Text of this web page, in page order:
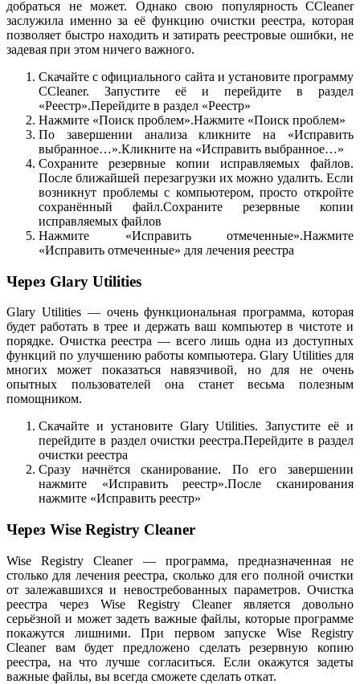
добраться не может. Однако свою популярность CCleaner
заслужила именно за её функцию очистки реестра, которая
позволяет быстро находить и затирать реестровые ошибки, не
задевая при этом ничего важного.
Скачайте с официального сайта и установите программу
CCleaner. Запустите её и перейдите в раздел
«Реестр».Перейдите в раздел «Реестр»
Нажмите «Поиск проблем».Нажмите «Поиск проблем»
По завершении анализа кликните на «Исправить
выбранное…».Кликните на «Исправить выбранное…»
Сохраните резервные копии исправляемых файлов.
После ближайшей перезагрузки их можно удалить. Если
возникнут проблемы с компьютером, просто откройте
сохранённый файл.Сохраните резервные копии
исправляемых файлов
Нажмите «Исправить отмеченные».Нажмите
«Исправить отмеченные» для лечения реестра
Через Glary Utilities
Glary Utilities — очень функциональная программа, которая
будет работать в трее и держать ваш компьютер в чистоте и
порядке. Очистка реестра — всего лишь одна из доступных
функций по улучшению работы компьютера. Glary Utilities для
многих может показаться навязчивой, но для не очень
опытных пользователей она станет весьма полезным
помощником.
Скачайте и установите Glary Utilities. Запустите её и
перейдите в раздел очистки реестра.Перейдите в раздел
очистки реестра
Сразу начнётся сканирование. По его завершении
нажмите «Исправить реестр».После сканирования
нажмите «Исправить реестр»
Через Wise Registry Cleaner
Wise Registry Cleaner — программа, предназначенная не
столько для лечения реестра, сколько для его полной очистки
от залежавшихся и невостребованных параметров. Очистка
реестра через Wise Registry Cleaner является довольно
серьёзной и может задеть важные файлы, которые программе
покажутся лишними. При первом запуске Wise Registry
Cleaner вам будет предложено сделать резервную копию
реестра, на что лучше согласиться. Если окажутся задеты
важные файлы, вы всегда сможете сделать откат.